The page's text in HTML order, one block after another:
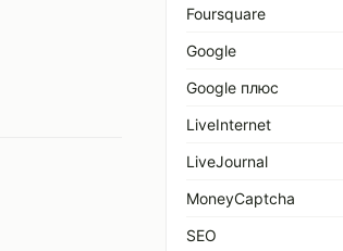
Foursquare
Google
Google плюс
LiveInternet
LiveJournal
MoneyCaptcha
SEO